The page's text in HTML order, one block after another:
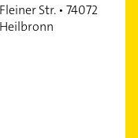
Fleiner Str. • 74072
Heilbronn